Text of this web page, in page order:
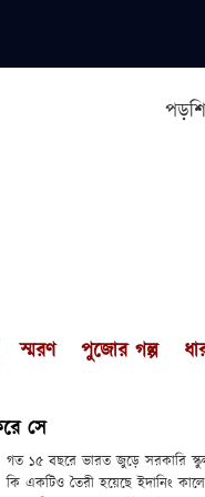
স্মরণ পুজোর গল্প
সে
গত ১৫ বছরে ভারত জুড়ে সরকারি
কি একটিও তৈরী হয়েছে ইদানিং